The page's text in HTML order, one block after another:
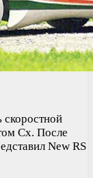
скоростной
Cx. После
New RS